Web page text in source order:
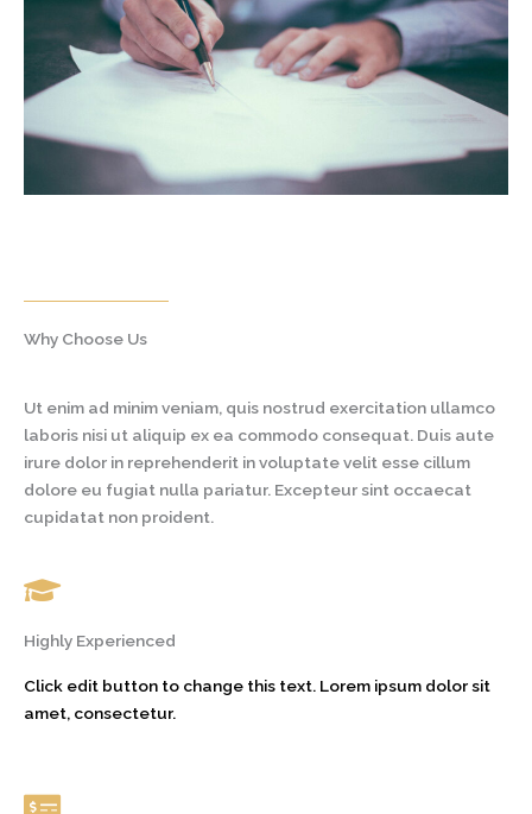
Why Choose Us
Ut enim ad minim veniam, quis nostrud exercitation ullamco
laboris nisi ut aliquip ex ea commodo consequat. Duis aute
irure dolor in reprehenderit in voluptate velit esse cillum
dolore eu fugiat nulla pariatur. Excepteur sint occaecat
cupidatat non proident.
Highly Experienced
Click edit button to change this text. Lorem ipsum dolor sit
amet, consectetur.